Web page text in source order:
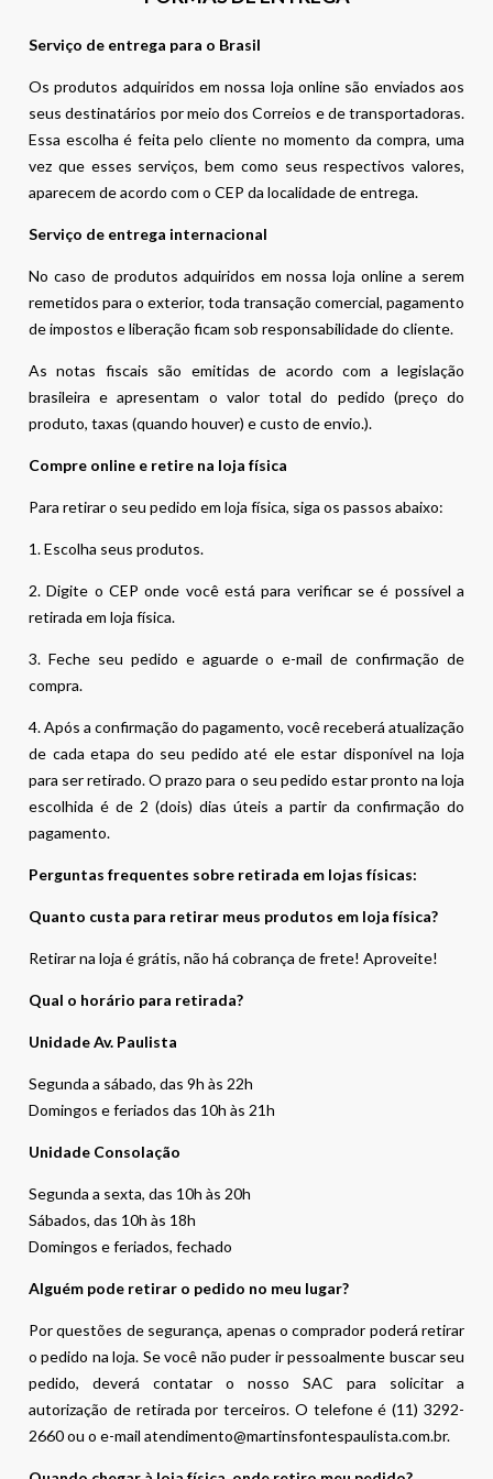
Serviço de entrega para o Brasil
Os produtos adquiridos em nossa loja online são enviados aos
seus destinatários por meio dos Correios e de transportadoras.
Essa escolha é feita pelo cliente no momento da compra, uma
vez que esses serviços, bem como seus respectivos valores,
aparecem de acordo com o CEP da localidade de entrega.
Serviço de entrega internacional
No caso de produtos adquiridos em nossa loja online a serem
remetidos para o exterior, toda transação comercial, pagamento
de impostos e liberação ficam sob responsabilidade do cliente.
As notas fiscais são emitidas de acordo com a legislação
brasileira e apresentam o valor total do pedido (preço do
produto, taxas (quando houver) e custo de envio.).
Compre online e retire na loja física
Para retirar o seu pedido em loja física, siga os passos abaixo:
1. Escolha seus produtos.
2. Digite o CEP onde você está para verificar se é possível a
retirada em loja física.
3. Feche seu pedido e aguarde o e-mail de confirmação de
compra.
4. Após a confirmação do pagamento, você receberá atualização
de cada etapa do seu pedido até ele estar disponível na loja
para ser retirado. O prazo para o seu pedido estar pronto na loja
escolhida é de 2 (dois) dias úteis a partir da confirmação do
pagamento.
Perguntas frequentes sobre retirada em lojas físicas:
Quanto custa para retirar meus produtos em loja física?
Retirar na loja é grátis, não há cobrança de frete! Aproveite!
Qual o horário para retirada?
Unidade Av. Paulista
Segunda a sábado, das 9h às 22h
Domingos e feriados das 10h às 21h
Unidade Consolação
Segunda a sexta, das 10h às 20h
Sábados, das 10h às 18h
Domingos e feriados, fechado
Alguém pode retirar o pedido no meu lugar?
Por questões de segurança, apenas o comprador poderá retirar
o pedido na loja. Se você não puder ir pessoalmente buscar seu
pedido, deverá contatar o nosso SAC para solicitar a
autorização de retirada por terceiros. O telefone é (11) 3292-
2660 ou o e-mail atendimento@martinsfontespaulista.com.br.